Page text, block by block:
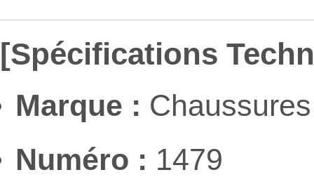
[Spécifications
Marque :
Numéro : 1479